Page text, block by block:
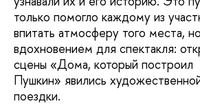
только помогло каждому из
впитать атмосферу того места,
вдохновением для спектакля:
сцены «Дома, который построил
Пушкин» явились
поездки.